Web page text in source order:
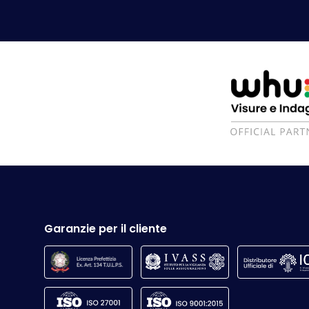
Garanzie per il cliente